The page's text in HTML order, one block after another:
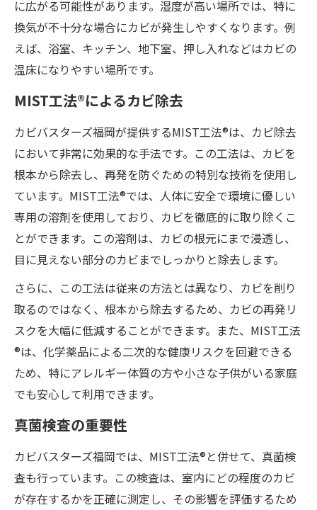
に広がる可能性があります。湿度が高い場所では、特に
換気が不十分な場合にカビが発生しやすくなります。例
えば、浴室、キッチン、地下室、押し入れなどはカビの
温床になりやすい場所です。
MIST工法®によるカビ除去
カビバスターズ福岡が提供するMIST工法®は、カビ除去
において非常に効果的な手法です。この工法は、カビを
根本から除去し、再発を防ぐための特別な技術を使用し
ています。MIST工法®では、人体に安全で環境に優しい
専用の溶剤を使用しており、カビを徹底的に取り除くこ
とができます。この溶剤は、カビの根元にまで浸透し、
目に見えない部分のカビまでしっかりと除去します。
さらに、この工法は従来の方法とは異なり、カビを削り
取るのではなく、根本から除去するため、カビの再発リ
スクを大幅に低減することができます。また、MIST工法
®は、化学薬品による二次的な健康リスクを回避できる
ため、特にアレルギー体質の方や小さな子供がいる家庭
でも安心して利用できます。
真菌検査の重要性
カビバスターズ福岡では、MIST工法®と併せて、真菌検
査も行っています。この検査は、室内にどの程度のカビ
が存在するかを正確に測定し、その影響を評価するため